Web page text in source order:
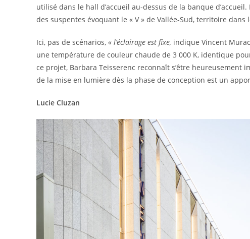
utilisé dans le hall d’accueil au-dessus de la banque
des suspentes évoquant le « V » de Vallée-Sud, territoire dans
Ici, pas de scénarios, « l’éclairage est fixe, indique Vincent
une température de couleur chaude de 3 000 K, identique
ce projet, Barbara Teisserenc reconnaît s’être heureusement
de la mise en lumière dès la phase de conception est un
Lucie Cluzan